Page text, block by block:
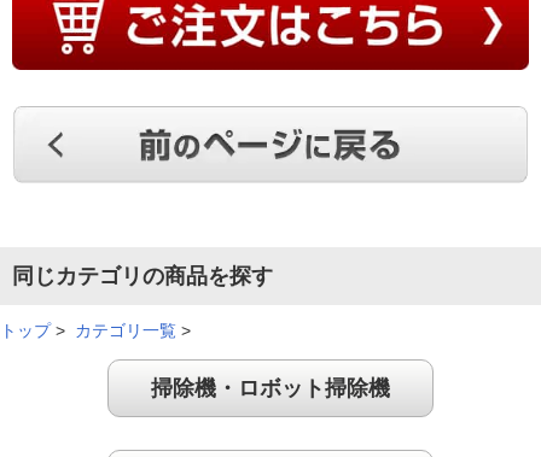
同じカテゴリの商品を探す
トップ> カテゴリ一覧 >
掃除機・ロボット掃除機